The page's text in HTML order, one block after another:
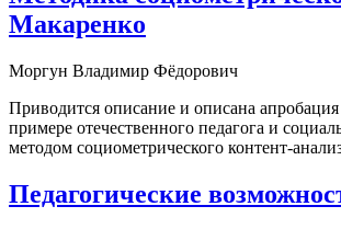
Макаренко
Моргун Владимир Фёдорович
Приводится описание и описана
примере отечественного педагога и
методом социометрического контент-
Педагогические